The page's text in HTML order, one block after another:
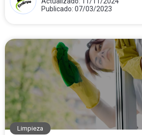
Publicado: 07/03/2023
Limpieza